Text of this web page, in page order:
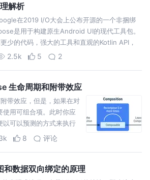
解析
在2019 I/O大会上公布开源的一个非捆绑
是用于构建原生Android UI的现代工具包。
少的代码，强大的工具和直观的Kotlin API，
2.5k 5 2
生命周期和附带效应
带效应，但是，如果在对
使用可组合项。此时你应
可以预测的方式来执行
8 评论
数据双向绑定的原理